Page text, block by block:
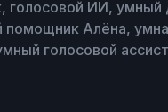
голосовой ИИ, умный
помощник Алёна,
голосовой